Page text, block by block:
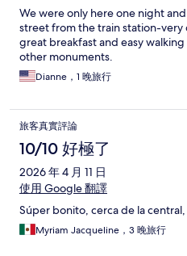
We were only here one night
street from the train station-very
great breakfast and easy
other monuments.
Dianne，1 晚旅行
旅客真實評論
10/10 好極了
2026 年 4 月 11 日
使用 Google 翻譯
Súper bonito, cerca de la
Myriam Jacqueline，3 晚旅行